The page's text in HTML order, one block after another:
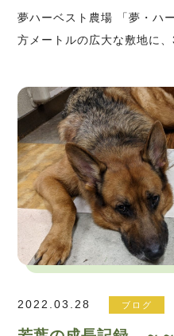
夢ハーベスト農場 「夢・ハ
方メートルの広大な敷地に
2022.03.28 ブログ